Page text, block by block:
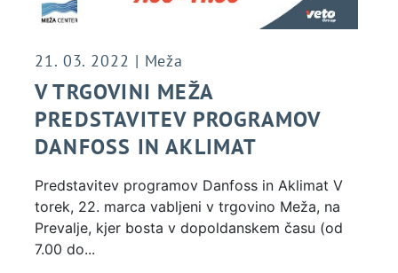
21. 03. 2022 | Meža
V TRGOVINI MEŽA
PREDSTAVITEV PROGRAMOV
DANFOSS IN AKLIMAT
Predstavitev programov Danfoss in Aklimat V
torek, 22. marca vabljeni v trgovino Meža, na
Prevalje, kjer bosta v dopoldanskem času (od
7.00 do...